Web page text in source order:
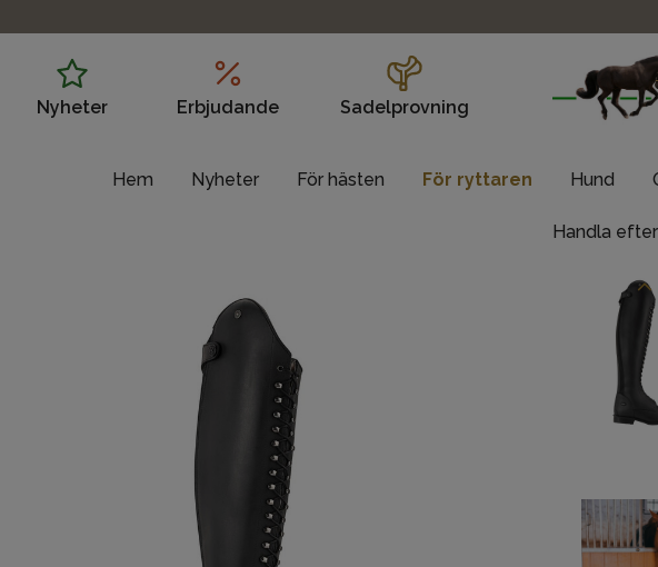
Nyheter Erbjudande Sadelprovning
Hem Nyheter För hästen För ryttaren Hund
Handla